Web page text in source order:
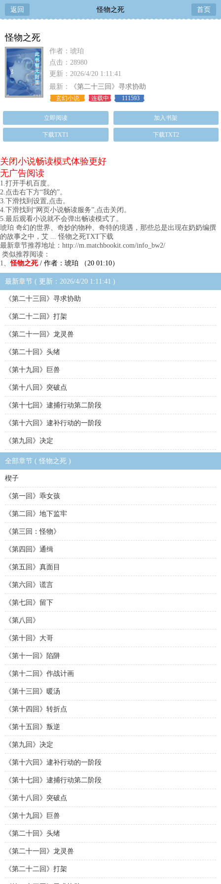
返回 怪物之死 首页
怪物之死
作者：琥珀
点击：28980
更新：2026/4/20 1:11:41
最新：
《第二十三回》寻求协助
玄幻小说 连载中 111593
立即阅读 加入书架
下载TXT1 下载TXT2
关闭小说畅读模式体验更好
无广告阅读
1.打开手机百度。
2.点击右下方“我的”。
3.下滑找到设置,点击。
4.下滑找到“网页小说畅读服务”,点击关闭。
5.最后观看小说就不会弹出畅读模式了。
琥珀 奇幻的世界、奇妙的物种、奇特的境遇，那些总是出现在奶奶编撰
的故事之中，艾 ... 怪物之死TXT下载
最新章节推荐地址：http://m.matchbookit.com/info_bw2/
类似推荐阅读：
1、怪物之死/ 作者：琥珀 （20 01:10）
最新章节 ( 更新：2026/4/20 1:11:41 )
《第二十三回》寻求协助
《第二十二回》打架
《第二十一回》龙灵兽
《第二十回》头绪
《第十九回》巨兽
《第十八回》突破点
《第十七回》逮捕行动第二阶段
《第十六回》逮补行动的一阶段
《第九回》决定
全部章节 ( 怪物之死 )
楔子
《第一回》乖女孩
《第二回》地下监牢
《第三回：怪物》
《第四回》通缉
《第五回》真面目
《第六回》谎言
《第七回》留下
《第八回》
《第十回》大哥
《第十一回》陷阱
《第十二回》作战计画
《第十三回》暖汤
《第十四回》转折点
《第十五回》叛逆
《第九回》决定
《第十六回》逮补行动的一阶段
《第十七回》逮捕行动第二阶段
《第十八回》突破点
《第十九回》巨兽
《第二十回》头绪
《第二十一回》龙灵兽
《第二十二回》打架